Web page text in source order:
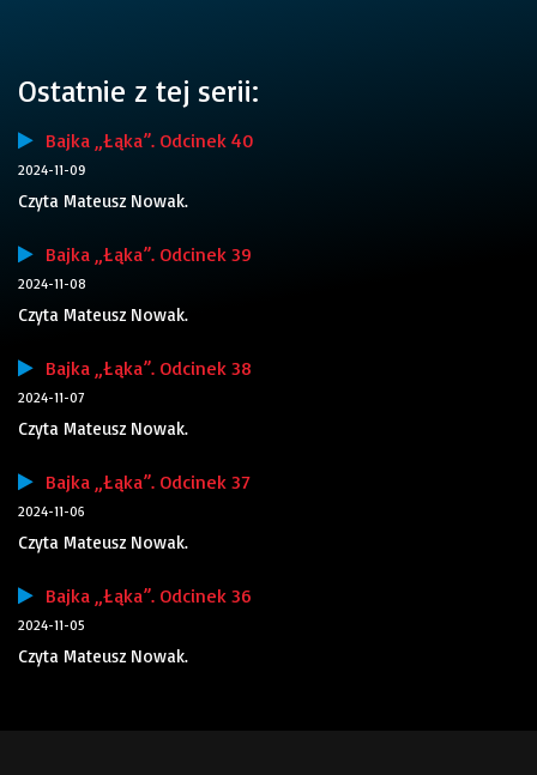
Ostatnie z tej serii:
Bajka „Łąka”. Odcinek 40
2024-11-09
Czyta Mateusz Nowak.
Bajka „Łąka”. Odcinek 39
2024-11-08
Czyta Mateusz Nowak.
Bajka „Łąka”. Odcinek 38
2024-11-07
Czyta Mateusz Nowak.
Bajka „Łąka”. Odcinek 37
2024-11-06
Czyta Mateusz Nowak.
Bajka „Łąka”. Odcinek 36
2024-11-05
Czyta Mateusz Nowak.